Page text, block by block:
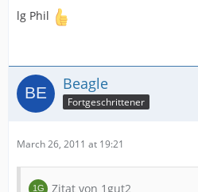
lg Phil
Beagle
Fortgeschrittener
March 26, 2011 at 19:21
Zitat von 1gut2